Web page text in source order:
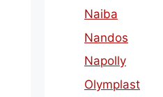
Naiba
Nandos
Napolly
Olymplast